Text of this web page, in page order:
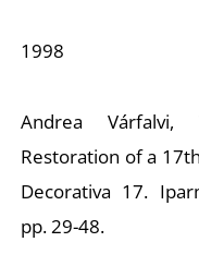
1998
Andrea
Restoration of a
Decorativa 17.
pp. 29-48.